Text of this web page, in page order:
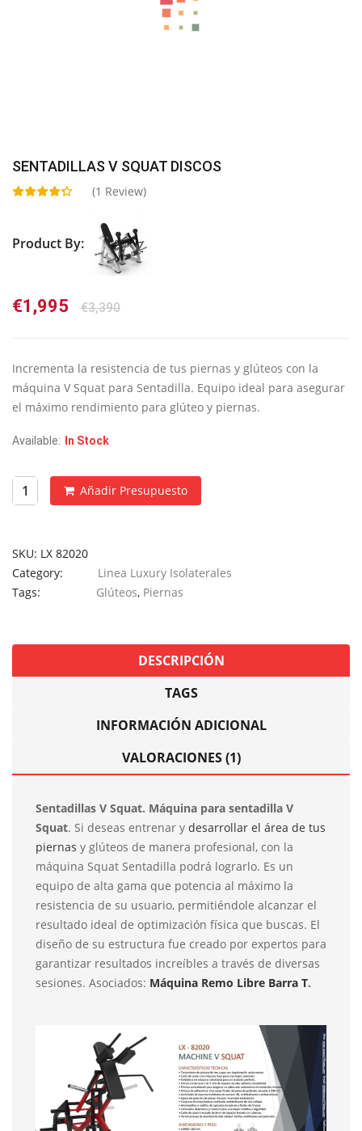
SENTADILLAS V SQUAT DISCOS
(1 Review)
Product By:
€3,390El
era:
€3,390.
€1,995
El
es:
€1,995.
Incrementa la resistencia de tus piernas y glúteos con la
máquina V Squat para Sentadilla. Equipo ideal para asegurar
el máximo rendimiento para glúteo y piernas.
Available: In Stock
Añadir Presupuesto
SKU: LX 82020
Category:
Linea Luxury Isolaterales
Tags:
Glúteos, Piernas
DESCRIPCIÓN
TAGS
INFORMACIÓN ADICIONAL
VALORACIONES (1)
Sentadillas V Squat. Máquina para sentadilla V
Squat. Si deseas entrenar y desarrollar el área de tus
piernas y glúteos de manera profesional, con la
máquina Squat Sentadilla podrá lograrlo. Es un
equipo de alta gama que potencia al máximo la
resistencia de su usuario, permitiéndole alcanzar el
resultado ideal de optimización física que buscas. El
diseño de su estructura fue creado por expertos para
garantizar resultados increíbles a través de diversas
sesiones. Asociados: Máquina Remo Libre Barra T.